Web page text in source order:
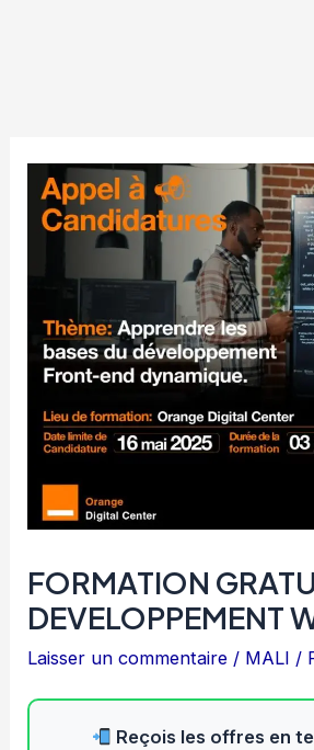
FORMATION
DEVELOPPEMENT
Laisser un commentaire / MALI /
Reçois les offres en